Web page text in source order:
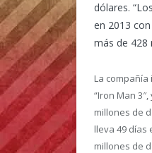
dólares.
en 2013
más de 428
La
“Iron Man
millones de
lleva 49 días
millones de